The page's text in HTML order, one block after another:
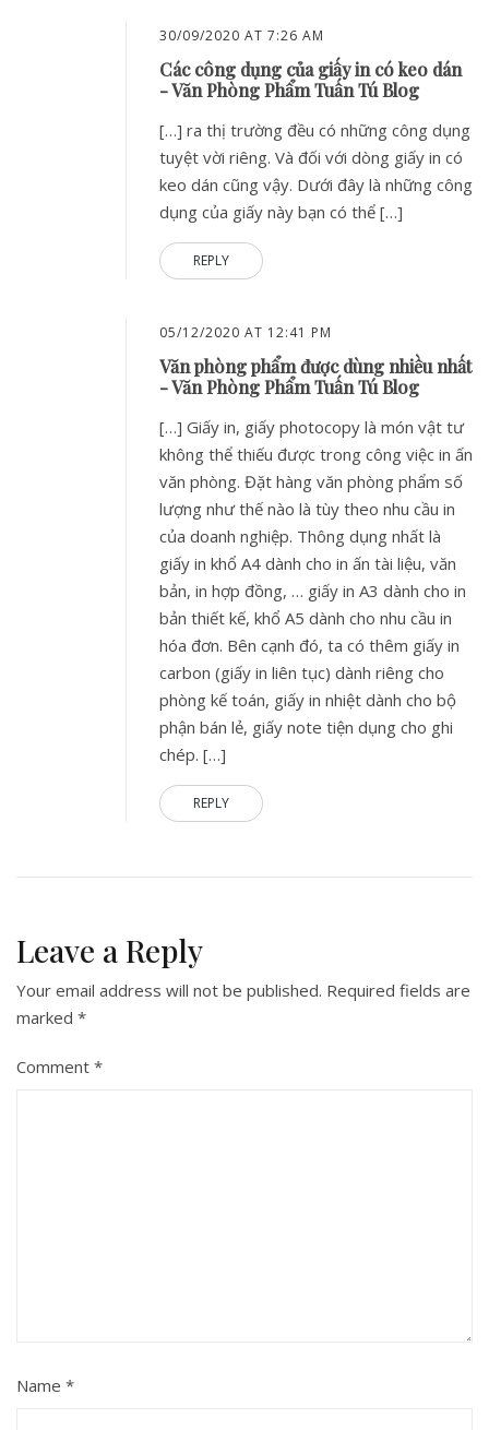
30/09/2020 AT 7:26 AM
Các công dụng của giấy in có keo dán
- Văn Phòng Phẩm Tuấn Tú Blog
[…] ra thị trường đều có những công dụng
tuyệt vời riêng. Và đối với dòng giấy in có
keo dán cũng vậy. Dưới đây là những công
dụng của giấy này bạn có thể […]
REPLY
05/12/2020 AT 12:41 PM
Văn phòng phẩm được dùng nhiều nhất
- Văn Phòng Phẩm Tuấn Tú Blog
[…] Giấy in, giấy photocopy là món vật tư
không thể thiếu được trong công việc in ấn
văn phòng. Đặt hàng văn phòng phẩm số
lượng như thế nào là tùy theo nhu cầu in
của doanh nghiệp. Thông dụng nhất là
giấy in khổ A4 dành cho in ấn tài liệu, văn
bản, in hợp đồng, … giấy in A3 dành cho in
bản thiết kế, khổ A5 dành cho nhu cầu in
hóa đơn. Bên cạnh đó, ta có thêm giấy in
carbon (giấy in liên tục) dành riêng cho
phòng kế toán, giấy in nhiệt dành cho bộ
phận bán lẻ, giấy note tiện dụng cho ghi
chép. […]
REPLY
Leave a Reply
Your email address will not be published. Required fields are
marked *
Comment *
Name *